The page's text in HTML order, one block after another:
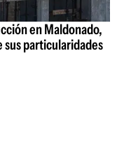
en Maldonado,
particularidades